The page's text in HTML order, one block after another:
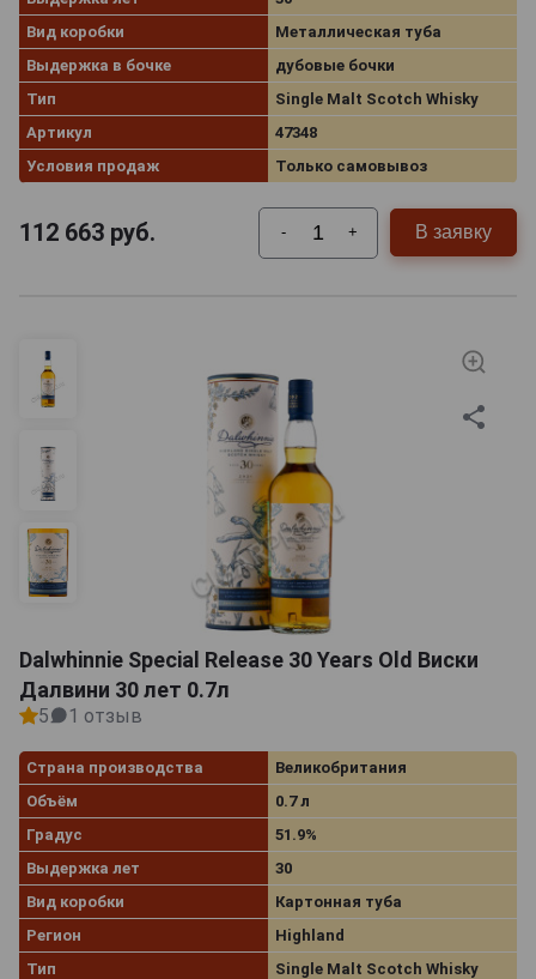
любимый односолодовый шотландский виски
Далвини!
Вид коробки
Металлическая туба
Выдержка в бочке
дубовые бочки
Тип
Single Malt Scotch Whisky
Артикул
47348
Условия продаж
Только самовывоз
112 663 руб. - + В заявку
Dalwhinnie Special Release 30 Years Old Виски
Далвини 30 лет 0.7л
5 1 отзыв
Страна производства
Великобритания
Объём
0.7 л
Градус
51.9%
Выдержка лет
30
Вид коробки
Картонная туба
Регион
Highland
Тип
Single Malt Scotch Whisky